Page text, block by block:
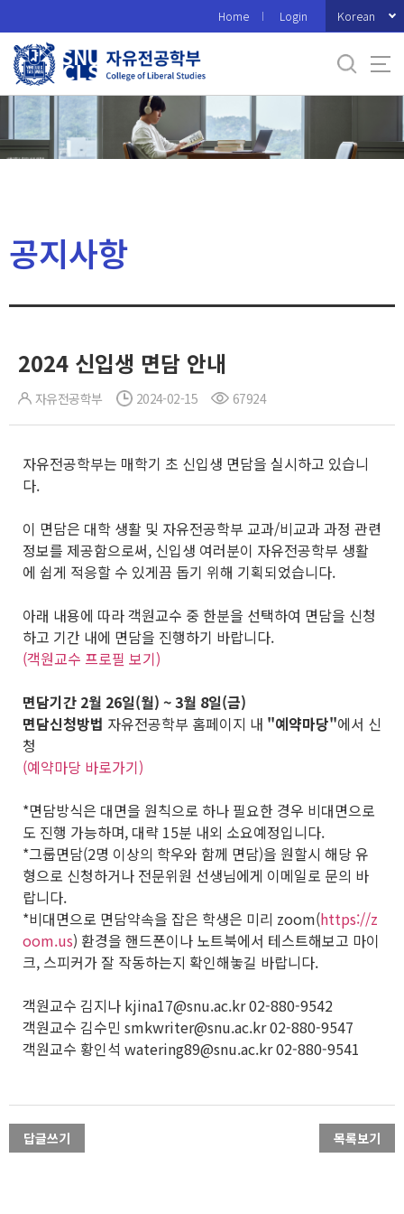
로
메
Home Login Korean
공지사항
2024 신입생 면담 안내
자유전공학부 2024-02-15 67924
자유전공학부는 매학기 초 신입생 면담을 실시하고 있습니
다.
이 면담은 대학 생활 및 자유전공학부 교과/비교과 과정 관련
정보를 제공함으로써, 신입생 여러분이 자유전공학부 생활
에 쉽게 적응할 수 있게끔 돕기 위해 기획되었습니다.
아래 내용에 따라 객원교수 중 한분을 선택하여 면담을 신청
하고 기간 내에 면담을 진행하기 바랍니다.
(객원교수 프로필 보기)
면담기간 2월 26일(월) ~ 3월 8일(금)
면담신청방법 자유전공학부 홈페이지 내 "예약마당"에서 신
청
(예약마당 바로가기)
*면담방식은 대면을 원칙으로 하나 필요한 경우 비대면으로
도 진행 가능하며, 대략 15분 내외 소요예정입니다.
*그룹면담(2명 이상의 학우와 함께 면담)을 원할시 해당 유
형으로 신청하거나 전문위원 선생님에게 이메일로 문의 바
랍니다.
*비대면으로 면담약속을 잡은 학생은 미리 zoom(https://z
oom.us) 환경을 핸드폰이나 노트북에서 테스트해보고 마이
크, 스피커가 잘 작동하는지 확인해놓길 바랍니다.
객원교수 김지나 kjina17@snu.ac.kr 02-880-9542
객원교수 김수민 smkwriter@snu.ac.kr 02-880-9547
객원교수 황인석 watering89@snu.ac.kr 02-880-9541
답글쓰기 목록보기